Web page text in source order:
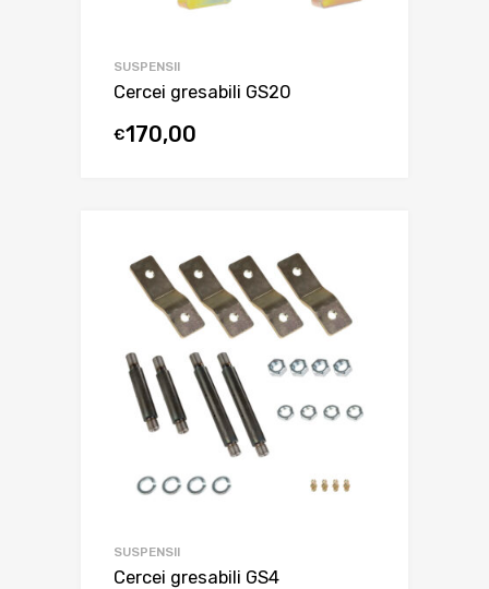
SUSPENSII
Cercei gresabili GS20
€170,00
SUSPENSII
Cercei gresabili GS4